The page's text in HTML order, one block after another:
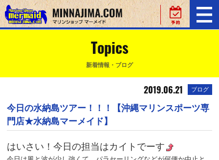
Topics
新着情報・ブログ
2019.06.21 ブログ
今日の水納島ツアー！！！【沖縄マリンスポーツ専
門店★水納島マーメイド】
はいさい！今日の担当はカイトでーす